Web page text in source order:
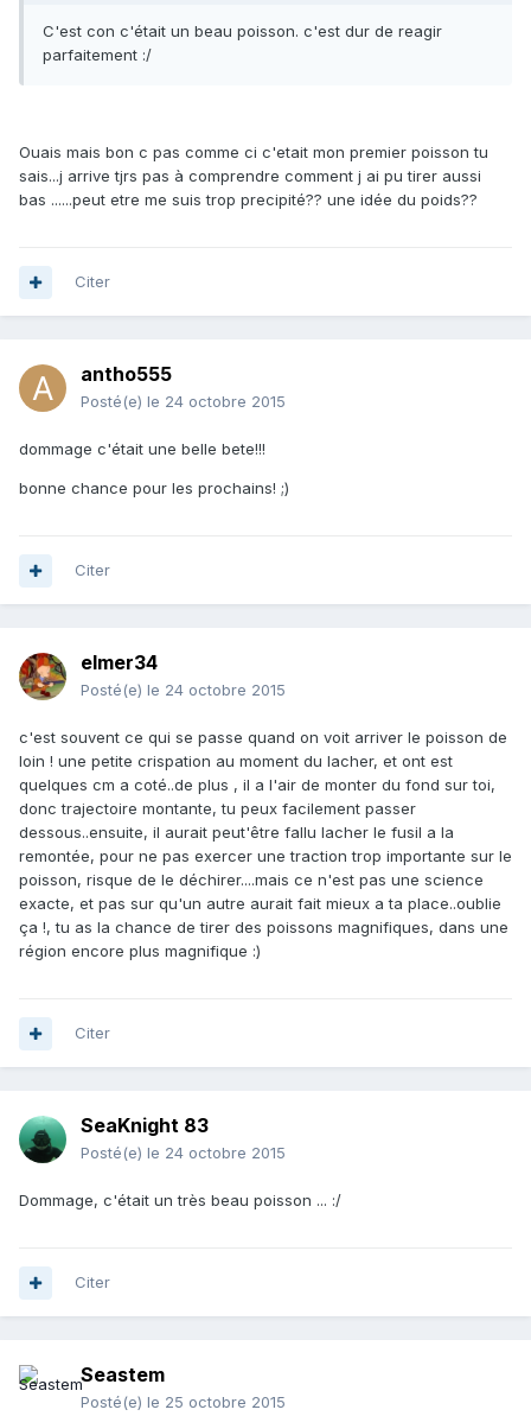
C'est con c'était un beau poisson. c'est dur de reagir
parfaitement :/
Ouais mais bon c pas comme ci c'etait mon premier poisson tu
sais...j arrive tjrs pas à comprendre comment j ai pu tirer aussi
bas ......peut etre me suis trop precipité?? une idée du poids??
Citer
antho555
Posté(e) le 24 octobre 2015
dommage c'était une belle bete!!!
bonne chance pour les prochains! ;)
Citer
elmer34
Posté(e) le 24 octobre 2015
c'est souvent ce qui se passe quand on voit arriver le poisson de
loin ! une petite crispation au moment du lacher, et ont est
quelques cm a coté..de plus , il a l'air de monter du fond sur toi,
donc trajectoire montante, tu peux facilement passer
dessous..ensuite, il aurait peut'être fallu lacher le fusil a la
remontée, pour ne pas exercer une traction trop importante sur le
poisson, risque de le déchirer....mais ce n'est pas une science
exacte, et pas sur qu'un autre aurait fait mieux a ta place..oublie
ça !, tu as la chance de tirer des poissons magnifiques, dans une
région encore plus magnifique :)
Citer
SeaKnight 83
Posté(e) le 24 octobre 2015
Dommage, c'était un très beau poisson ... :/
Citer
Seastem
Posté(e) le 25 octobre 2015